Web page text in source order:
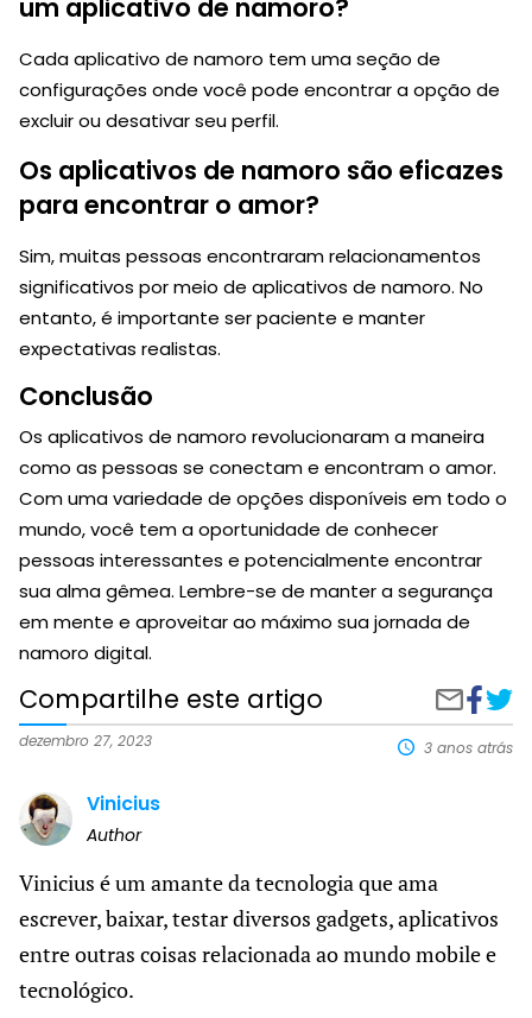
dezembro 27, 2023 3 anos atrás
um aplicativo de namoro?
Cada aplicativo de namoro tem uma seção de
configurações onde você pode encontrar a opção de
excluir ou desativar seu perfil.
Os aplicativos de namoro são eficazes
para encontrar o amor?
Sim, muitas pessoas encontraram relacionamentos
significativos por meio de aplicativos de namoro. No
entanto, é importante ser paciente e manter
expectativas realistas.
Conclusão
Os aplicativos de namoro revolucionaram a maneira
como as pessoas se conectam e encontram o amor.
Com uma variedade de opções disponíveis em todo o
mundo, você tem a oportunidade de conhecer
pessoas interessantes e potencialmente encontrar
sua alma gêmea. Lembre-se de manter a segurança
em mente e aproveitar ao máximo sua jornada de
namoro digital.
Compartilhe este artigo
por
e-
no os
Vinicius
Author
Vinicius é um amante da tecnologia que ama
escrever, baixar, testar diversos gadgets, aplicativos
entre outras coisas relacionada ao mundo mobile e
tecnológico.